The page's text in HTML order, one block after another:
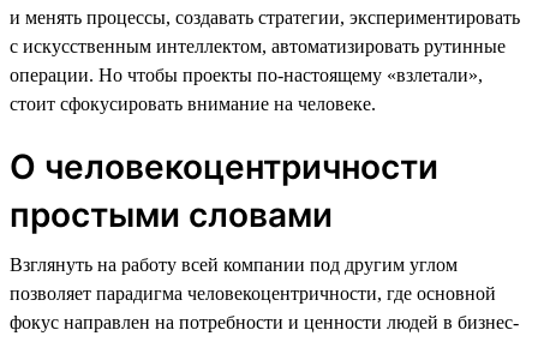
и менять процессы, создавать стратегии, экспериментировать
с искусственным интеллектом, автоматизировать рутинные
операции. Но чтобы проекты по-настоящему «взлетали»,
стоит сфокусировать внимание на человеке.
О человекоцентричности
простыми словами
Взглянуть на работу всей компании под другим углом
позволяет парадигма человекоцентричности, где основной
фокус направлен на потребности и ценности людей в бизнес-